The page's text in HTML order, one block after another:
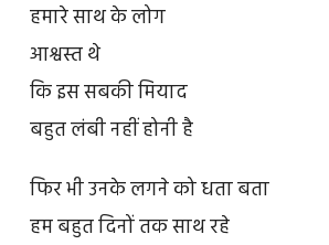
हमारे साथ के लोग
आश्वस्त थे
कि इस सबकी मियाद
बहुत लंबी नहीं होनी है
फिर भी उनके लगने को धता बता
हम बहुत दिनों तक साथ रहे